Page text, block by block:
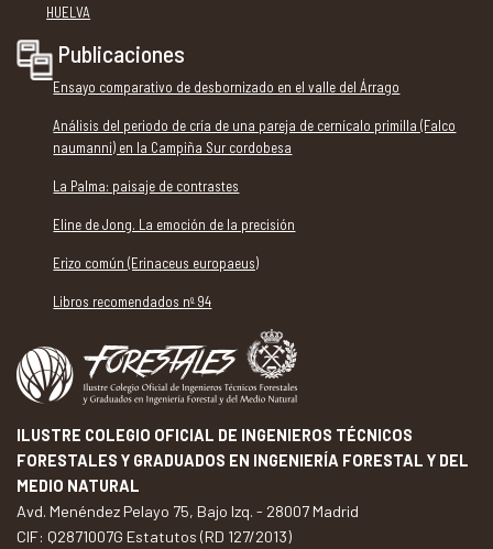
HUELVA
Publicaciones
Ensayo comparativo de desbornizado en el valle del Árrago
Análisis del periodo de cría de una pareja de cernícalo primilla (Falco
naumanni) en la Campiña Sur cordobesa
La Palma: paisaje de contrastes
Eline de Jong. La emoción de la precisión
Erizo común (Erinaceus europaeus)
Libros recomendados nº 94
ILUSTRE COLEGIO OFICIAL DE INGENIEROS TÉCNICOS
FORESTALES Y GRADUADOS EN INGENIERÍA FORESTAL Y DEL
MEDIO NATURAL
Avd. Menéndez Pelayo 75, Bajo Izq. - 28007 Madrid
CIF: Q2871007G Estatutos (RD 127/2013)